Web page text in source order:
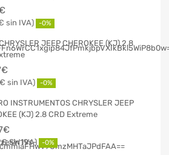
-0%
JEEP CHEROKEE (KJ) 2.8
€
€ -0%
INSTRUMENTOS CHRYSLER JEEP
(KJ) 2.8 CRD Extreme
€
€ -0%